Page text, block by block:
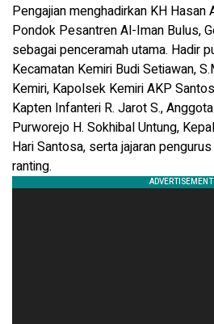
Pengajian menghadirkan KH Hasan
Pondok Pesantren Al-Iman Bulus,
sebagai penceramah utama. Hadir
Kecamatan Kemiri Budi Setiawan,
Kemiri, Kapolsek Kemiri AKP
Kapten Infanteri R. Jarot S.,
Purworejo H. Sokhibal Untung,
Hari Santosa, serta jajaran
ranting.